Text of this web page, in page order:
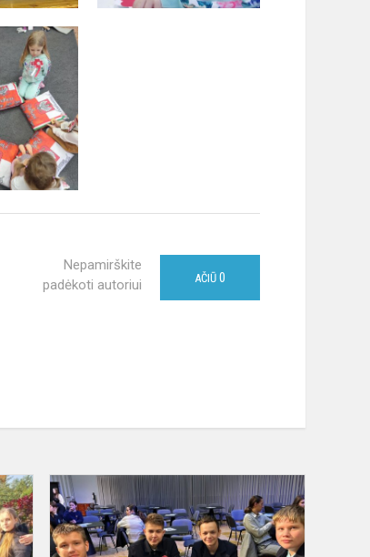
Nepamirškite
padėkoti autoriui
AČIŪ 0
9
klasės
mokinių
dalyvavimas
„Bitwa
Intelektów”
w